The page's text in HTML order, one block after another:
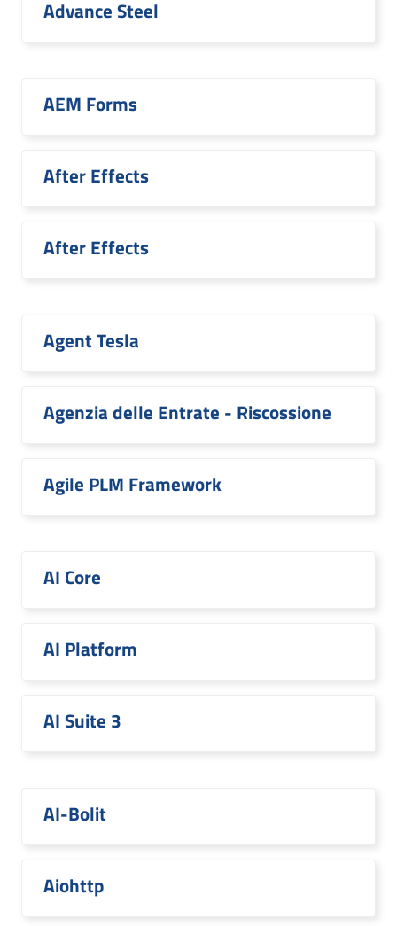
Advance Steel
AEM Forms
After Effects
After Effects
Agent Tesla
Agenzia delle Entrate - Riscossione
Agile PLM Framework
AI Core
AI Platform
AI Suite 3
AI-Bolit
Aiohttp